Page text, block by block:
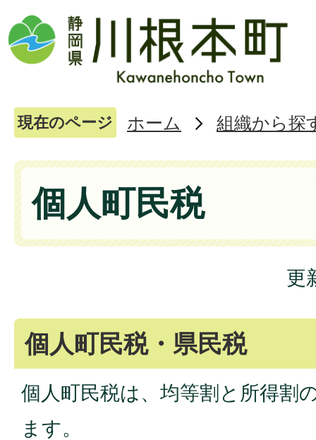
現在のページ ホーム 組織から探
個人町民税
更
個人町民税・県民税
個人町民税は、均等割と所得割
ます。